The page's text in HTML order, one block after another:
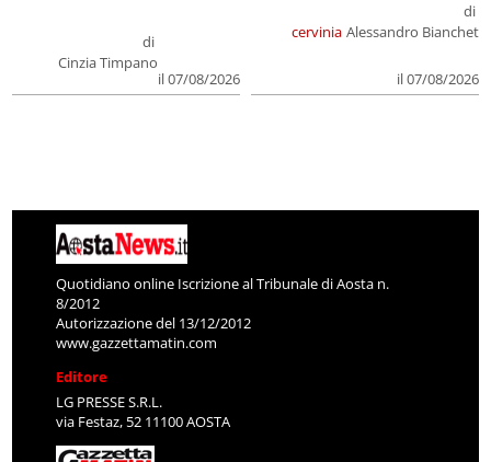
di
Cinzia Timpano
il 07/08/2026
cervinia
di
Alessandro Bianchet
il 07/08/2026
Quotidiano online Iscrizione al Tribunale di Aosta n.
8/2012
Autorizzazione del 13/12/2012
www.gazzettamatin.com
Editore
LG PRESSE S.R.L.
via Festaz, 52 11100 AOSTA